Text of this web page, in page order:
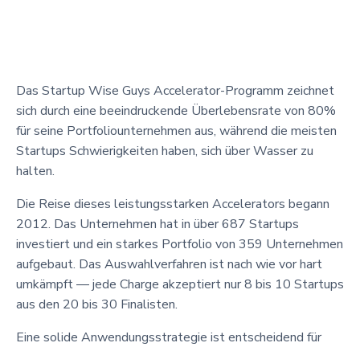
Das Startup Wise Guys Accelerator-Programm zeichnet
sich durch eine beeindruckende Überlebensrate von 80%
für seine Portfoliounternehmen aus, während die meisten
Startups Schwierigkeiten haben, sich über Wasser zu
halten.
Die Reise dieses leistungsstarken Accelerators begann
2012. Das Unternehmen hat in über 687 Startups
investiert und ein starkes Portfolio von 359 Unternehmen
aufgebaut. Das Auswahlverfahren ist nach wie vor hart
umkämpft — jede Charge akzeptiert nur 8 bis 10 Startups
aus den 20 bis 30 Finalisten.
Eine solide Anwendungsstrategie ist entscheidend für